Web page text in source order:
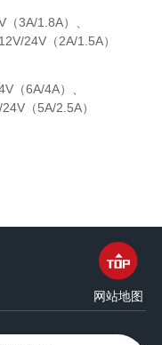
3A/1.8A）、
24V（2A/1.5A）
（6A/4A）、
（5A/2.5A）
网站地图